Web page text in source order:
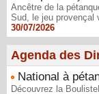
Ancêtre de la
Sud, le jeu provençal
30/07/2026
Agenda des
National à
Découvrez la